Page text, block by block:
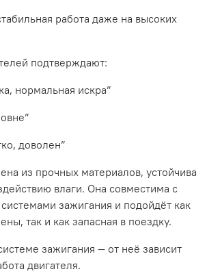
работа даже на высоких
подтверждают:
нормальная искра”
доволен”
из прочных материалов, устойчива
влаги. Она совместима с
зажигания и подойдёт как
так и как запасная в поездку.
зажигания — от неё зависит
двигателя.